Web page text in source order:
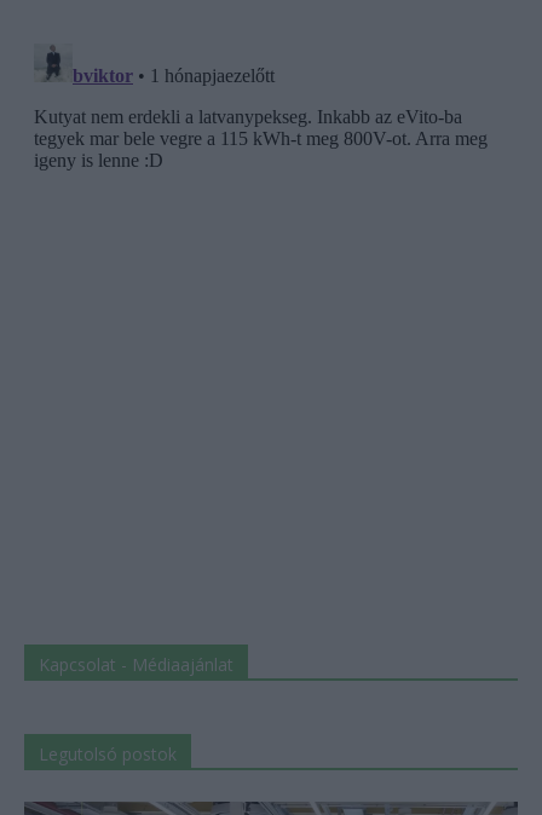
Kapcsolat - Médiaajánlat
Legutolsó postok